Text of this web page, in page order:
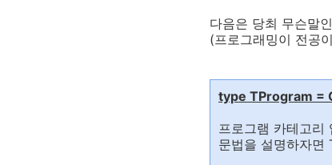
다음은 당최 무슨말
(프로그래밍이 전공
type TProgram =
프로그램 카테고리
문법을 설명하자면